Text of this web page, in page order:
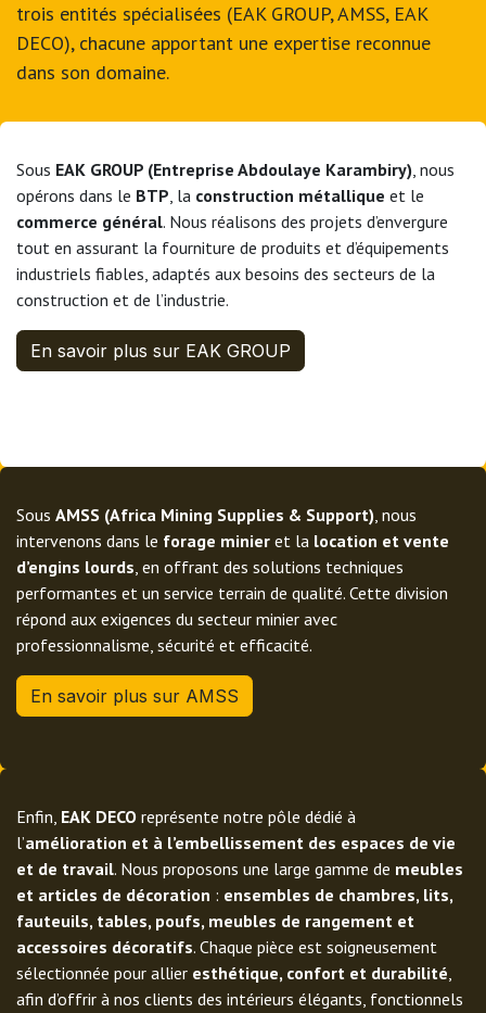
trois entités spécialisées (EAK GROUP, AMSS, EAK
DECO), chacune apportant une expertise reconnue
dans son domaine.
Sous EAK GROUP (Entreprise Abdoulaye Karambiry), nous
opérons dans le BTP, la construction métallique et le
commerce général. Nous réalisons des projets d’envergure
tout en assurant la fourniture de produits et d’équipements
industriels fiables, adaptés aux besoins des secteurs de la
construction et de l’industrie.
En savoir plus sur EAK GROUP
Sous AMSS (Africa Mining Supplies & Support), nous
intervenons dans le forage minier et la location et vente
d’engins lourds, en offrant des solutions techniques
performantes et un service terrain de qualité. Cette division
répond aux exigences du secteur minier avec
professionnalisme, sécurité et efficacité.
En savoir plus sur AMSS
Enfin, EAK DECO représente notre pôle dédié à
l’amélioration et à l’embellissement des espaces de vie
et de travail. Nous proposons une large gamme de meubles
et articles de décoration : ensembles de chambres, lits,
fauteuils, tables, poufs, meubles de rangement et
accessoires décoratifs. Chaque pièce est soigneusement
sélectionnée pour allier esthétique, confort et durabilité,
afin d’offrir à nos clients des intérieurs élégants, fonctionnels